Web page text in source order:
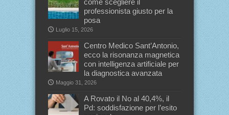
come scegliere il
professionista giusto per la
posa
Luglio 15, 2026
Centro Medico Sant’Antonio,
ecco la risonanza magnetica
con intelligenza artificiale per
la diagnostica avanzata
Maggio 31, 2026
A Rovato il No al 40,4%, il
Pd: soddisfazione per l’esito